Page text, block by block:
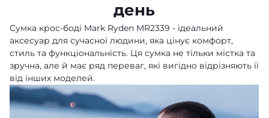
день
Сумка крос-боді Mark Ryden MR2339 - ідеальний
аксесуар для сучасної людини, яка цінує комфорт,
стиль та функціональність. Ця сумка не тільки містка та
зручна, але й має ряд переваг, які вигідно відрізняють її
від інших моделей.